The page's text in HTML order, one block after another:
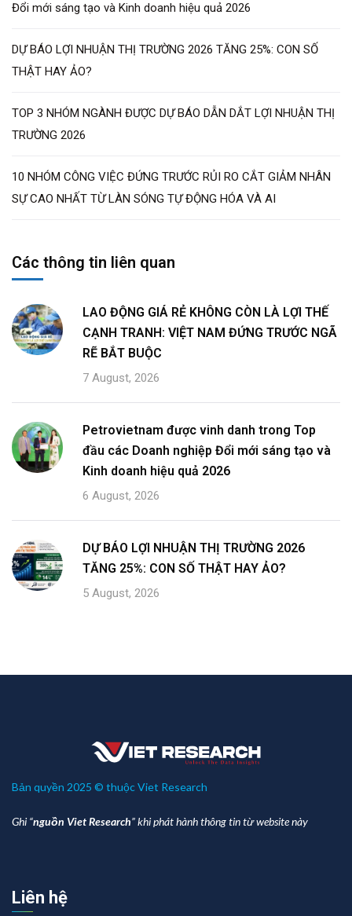
Đổi mới sáng tạo và Kinh doanh hiệu quả 2026
DỰ BÁO LỢI NHUẬN THỊ TRƯỜNG 2026 TĂNG 25%: CON SỐ
THẬT HAY ẢO?
TOP 3 NHÓM NGÀNH ĐƯỢC DỰ BÁO DẪN DẮT LỢI NHUẬN THỊ
TRƯỜNG 2026
10 NHÓM CÔNG VIỆC ĐỨNG TRƯỚC RỦI RO CẮT GIẢM NHÂN
SỰ CAO NHẤT TỪ LÀN SÓNG TỰ ĐỘNG HÓA VÀ AI
Các thông tin liên quan
LAO ĐỘNG GIÁ RẺ KHÔNG CÒN LÀ LỢI THẾ
CẠNH TRANH: VIỆT NAM ĐỨNG TRƯỚC NGÃ
RẼ BẮT BUỘC
7 August, 2026
Petrovietnam được vinh danh trong Top
đầu các Doanh nghiệp Đổi mới sáng tạo và
Kinh doanh hiệu quả 2026
6 August, 2026
DỰ BÁO LỢI NHUẬN THỊ TRƯỜNG 2026
TĂNG 25%: CON SỐ THẬT HAY ẢO?
5 August, 2026
Bản quyền 2025 © thuộc Viet Research
Ghi “nguồn Viet Research” khi phát hành thông tin từ website này
Liên hệ